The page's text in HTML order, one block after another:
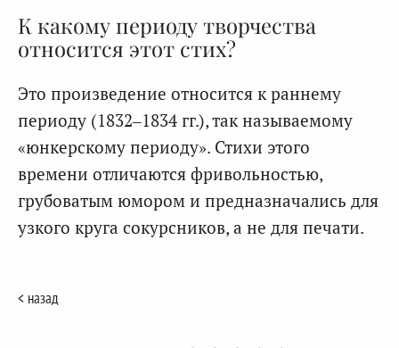
К какому периоду творчества
относится этот стих?
Это произведение относится к раннему
периоду (1832–1834 гг.), так называемому
«юнкерскому периоду». Стихи этого
времени отличаются фривольностью,
грубоватым юмором и предназначались для
узкого круга сокурсников, а не для печати.
< назад